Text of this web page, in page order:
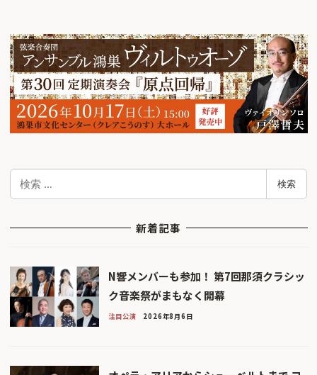
検索
新着記事
N響メンバーも参加！ 第7回那須クラシッ
ク音楽祭がまもなく開幕
注目公演 2026年8月6日